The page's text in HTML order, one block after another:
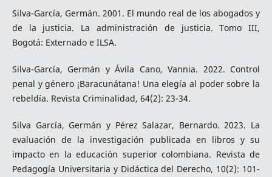
Silva-García, Germán. 2001. El mundo real de los abogados y
de la justicia. La administración de justicia. Tomo III,
Bogotá: Externado e ILSA.
Silva-García, Germán y Ávila Cano, Vannia. 2022. Control
penal y género ¡Baracunátana! Una elegía al poder sobre la
rebeldía. Revista Criminalidad, 64(2): 23-34.
Silva García, Germán y Pérez Salazar, Bernardo. 2023. La
evaluación de la investigación publicada en libros y su
impacto en la educación superior colombiana. Revista de
Pedagogía Universitaria y Didáctica del Derecho, 10(2): 101-